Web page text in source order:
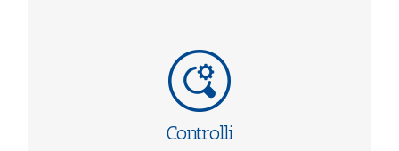
Controlli
Outsourcing e assistenza alle funzioni aziendali di
controllo interno (Antiriciclaggio, Compliance, Internal
Audit).
Set up e Quality Assessment Review delle funzioni di
controllo. Due diligence mirate su determinati processi